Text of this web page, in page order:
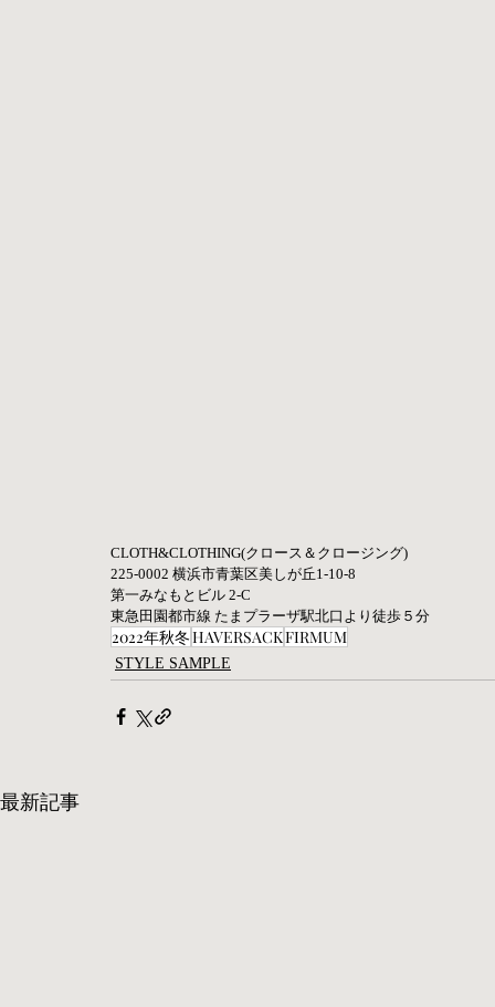
CLOTH&CLOTHING(クロース＆クロージング)
225-0002 横浜市青葉区美しが丘1-10-8
第一みなもとビル 2-C
東急田園都市線 たまプラーザ駅北口より徒歩５分
2022年秋冬HAVERSACKFIRMUM
STYLE SAMPLE
最新記事